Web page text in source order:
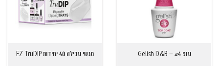
טופ Gelish D&B – #4 מגשי טבילה 40 יחידות EZ TruDIP